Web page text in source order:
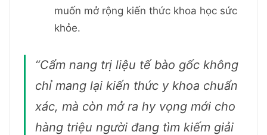
muốn mở rộng kiến thức khoa học sức
khỏe.
“Cẩm nang trị liệu tế bào gốc không
chỉ mang lại kiến thức y khoa chuẩn
xác, mà còn mở ra hy vọng mới cho
hàng triệu người đang tìm kiếm giải